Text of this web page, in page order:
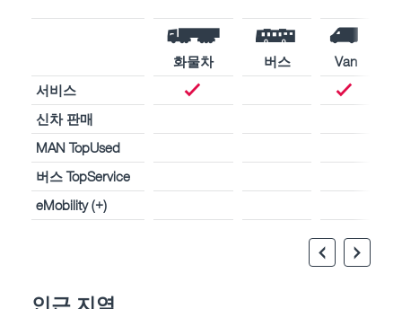
화물차 버스
Van
서비스
신차 판매
MAN TopUsed
버스 TopService
eMobility (+)
인근 지역